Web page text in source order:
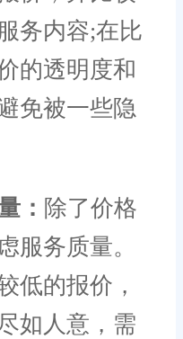
务内容;在比
的透明度和
免被一些隐
： 除了价格
服务质量。
低的报价，
如人意，需